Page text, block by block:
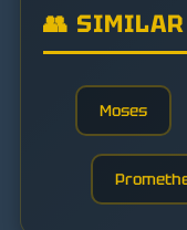
👥 SIMILAR
Moses